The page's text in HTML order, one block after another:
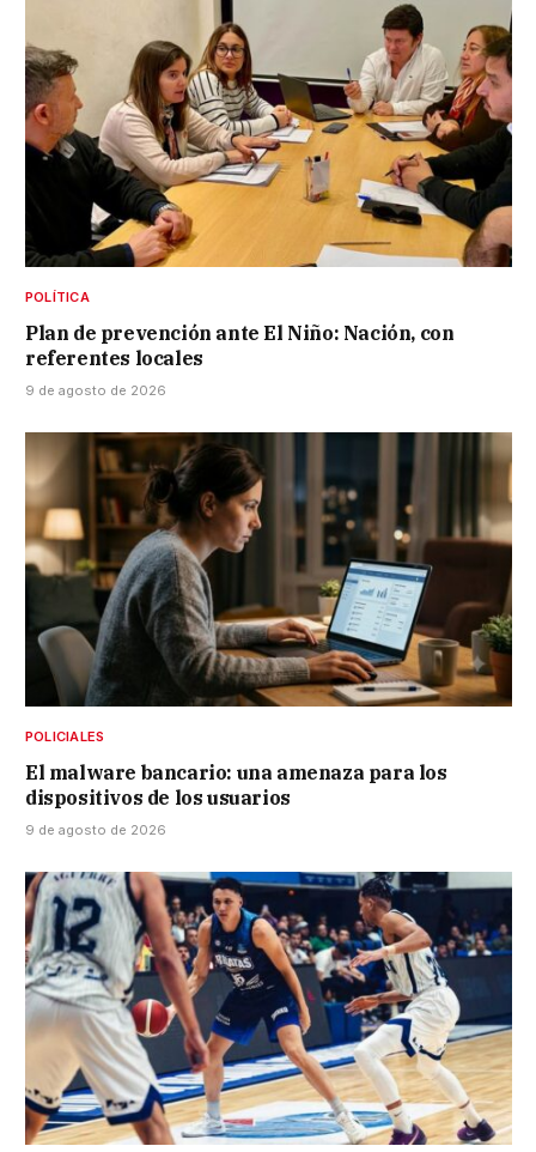
POLÍTICA
Plan de prevención ante El Niño: Nación, con
referentes locales
9 de agosto de 2026
POLICIALES
El malware bancario: una amenaza para los
dispositivos de los usuarios
9 de agosto de 2026